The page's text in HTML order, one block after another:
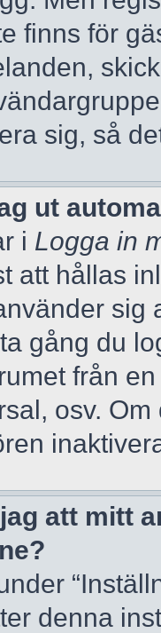
finns för
sig, så
ut
i Logga in
att hållas
sig
gång du
från
osv.
att mitt
denna